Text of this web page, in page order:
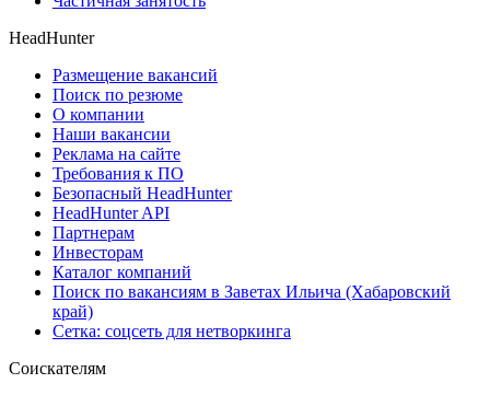
HeadHunter
Размещение вакансий
Поиск по резюме
О компании
Наши вакансии
Реклама на сайте
Требования к ПО
Безопасный HeadHunter
HeadHunter API
Партнерам
Инвесторам
Каталог компаний
Поиск по вакансиям в Заветах Ильича (Хабаровский
край)
Сетка: соцсеть для нетворкинга
Соискателям